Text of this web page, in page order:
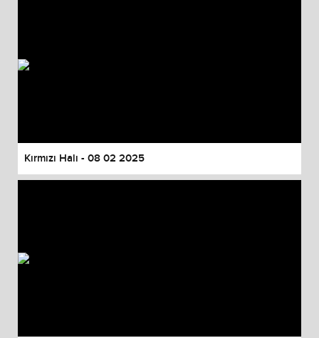
Kırmızı Halı - 08 02 2025